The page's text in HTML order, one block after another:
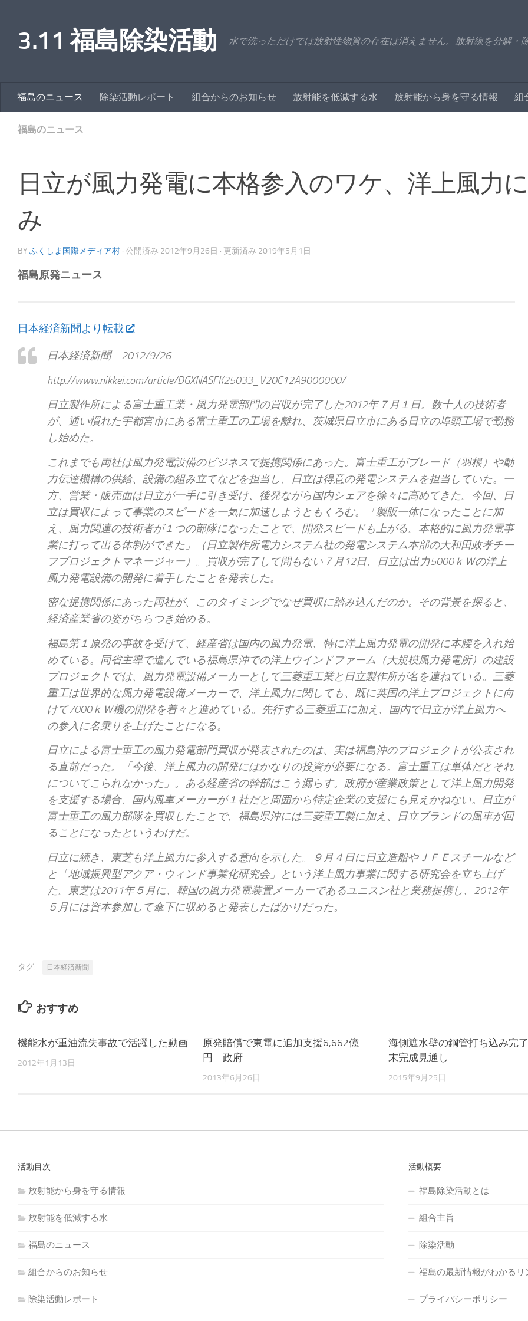
3.11 福島除染活動 水で洗っただけでは放射性物質の存在は消えません。放射線を分解・
福島のニュース 除染活動レポート 組合からのお知らせ 放射能を低減する水 放射能から身を守る情報 組
福島のニュース
日立が風力発電に本格参入のワケ、洋上風力
み
BY ふくしま国際メディア村 · 公開済み 2012年9月26日 · 更新済み 2019年5月1日
福島原発ニュース
日本経済新聞より転載
日本経済新聞 2012/9/26
http://www.nikkei.com/article/DGXNASFK25033_V20C12A9000000/
日立製作所による富士重工業・風力発電部門の買収が完了した2012年７月１日。数十人の技術者
が、通い慣れた宇都宮市にある富士重工の工場を離れ、茨城県日立市にある日立の埠頭工場で勤務
し始めた。
これまでも両社は風力発電設備のビジネスで提携関係にあった。富士重工がブレード（羽根）や動
力伝達機構の供給、設備の組み立てなどを担当し、日立は得意の発電システムを担当していた。一
方、営業・販売面は日立が一手に引き受け、後発ながら国内シェアを徐々に高めてきた。今回、日
立は買収によって事業のスピードを一気に加速しようともくろむ。「製販一体になったことに加
え、風力関連の技術者が１つの部隊になったことで、開発スピードも上がる。本格的に風力発電事
業に打って出る体制ができた」（日立製作所電力システム社の発電システム本部の大和田政孝チー
フプロジェクトマネージャー）。買収が完了して間もない７月12日、日立は出力5000ｋＷの洋上
風力発電設備の開発に着手したことを発表した。
密な提携関係にあった両社が、このタイミングでなぜ買収に踏み込んだのか。その背景を探ると、
経済産業省の姿がちらつき始める。
福島第１原発の事故を受けて、経産省は国内の風力発電、特に洋上風力発電の開発に本腰を入れ始
めている。同省主導で進んでいる福島県沖での洋上ウインドファーム（大規模風力発電所）の建設
プロジェクトでは、風力発電設備メーカーとして三菱重工業と日立製作所が名を連ねている。三菱
重工は世界的な風力発電設備メーカーで、洋上風力に関しても、既に英国の洋上プロジェクトに向
けて7000ｋＷ機の開発を着々と進めている。先行する三菱重工に加え、国内で日立が洋上風力へ
の参入に名乗りを上げたことになる。
日立による富士重工の風力発電部門買収が発表されたのは、実は福島沖のプロジェクトが公表され
る直前だった。「今後、洋上風力の開発にはかなりの投資が必要になる。富士重工は単体だとそれ
についてこられなかった」。ある経産省の幹部はこう漏らす。政府が産業政策として洋上風力開発
を支援する場合、国内風車メーカーが１社だと周囲から特定企業の支援にも見えかねない。日立が
富士重工の風力部隊を買収したことで、福島県沖には三菱重工製に加え、日立ブランドの風車が回
ることになったというわけだ。
日立に続き、東芝も洋上風力に参入する意向を示した。９月４日に日立造船やＪＦＥスチールなど
と「地域振興型アクア・ウィンド事業化研究会」という洋上風力事業に関する研究会を立ち上げ
た。東芝は2011年５月に、韓国の風力発電装置メーカーであるユニスン社と業務提携し、2012年
５月には資本参加して傘下に収めると発表したばかりだった。
タグ: 日本経済新聞
おすすめ
機能水が重油流失事故で活躍した動画
2012年1月13日
原発賠償で東電に追加支援6,662億
円 政府
2013年6月26日
海側遮水壁の鋼管打ち込み完
末完成見通し
2015年9月25日
活動目次
放射能から身を守る情報
放射能を低減する水
福島のニュース
組合からのお知らせ
除染活動レポート
活動概要
福島除染活動とは
組合主旨
除染活動
福島の最新情報がわかるリ
プライバシーポリシー